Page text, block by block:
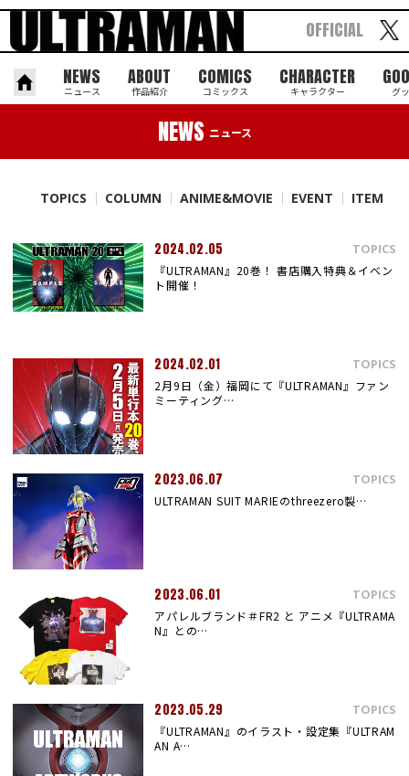
NEWS
ニュース
ABOUT
作品紹介
COMICS
コミックス
CHARACTER
キャラクター グ
OFFICIAL
NEWS ニュース
TOPICS COLUMN ANIME&MOVIE EVENT ITEM
2024.02.05 TOPICS
『ULTRAMAN』20巻！ 書店購入特典＆イベン
ト開催！
2024.02.01 TOPICS
2月9日（金）福岡にて『ULTRAMAN』ファン
ミーティング…
2023.06.07 TOPICS
ULTRAMAN SUIT MARIEのthreezero製…
2023.06.01 TOPICS
アパレルブランド＃FR2 と アニメ『ULTRAMA
N』との…
2023.05.29 TOPICS
『ULTRAMAN』のイラスト・設定集『ULTRAM
AN A…